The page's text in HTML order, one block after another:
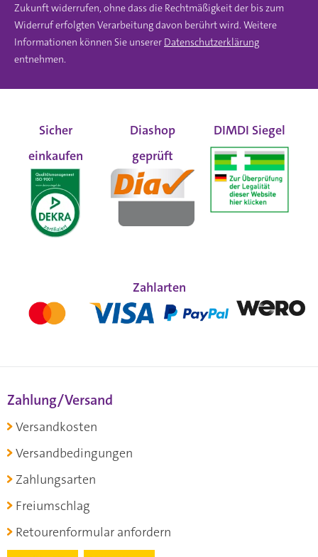
Zukunft widerrufen, ohne dass die Rechtmäßigkeit der bis zum
Widerruf erfolgten Verarbeitung davon berührt wird. Weitere
Informationen können Sie unserer Datenschutzerklärung
entnehmen.
Sicher
einkaufen
Diashop
geprüft
DIMDI Siegel
Zahlarten
Zahlung/Versand
Versandkosten
Versandbedingungen
Zahlungsarten
Freiumschlag
Retourenformular anfordern